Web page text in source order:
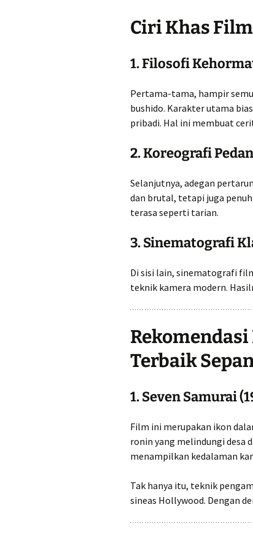
Ciri Khas
1. Filosofi
Pertama-tama, hampir
bushido. Karakter utama
pribadi. Hal ini membuat
2. Koreografi
Selanjutnya, adegan
dan brutal, tetapi juga
terasa seperti tarian.
3. Sinematografi
Di sisi lain, sinematografi
teknik kamera modern.
Terbaik
1. Seven Samurai
Film ini merupakan ikon
ronin yang melindungi desa
menampilkan kedalaman
Tak hanya itu, teknik
sineas Hollywood. Dengan